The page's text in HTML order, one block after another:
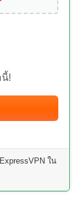
นี้!
ใน